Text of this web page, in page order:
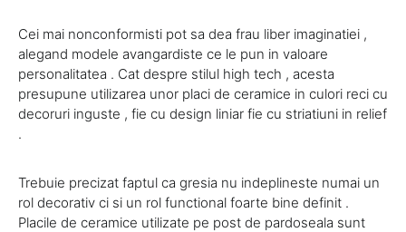
Cei mai nonconformisti pot sa dea frau liber imaginatiei ,
alegand modele avangardiste ce le pun in valoare
personalitatea . Cat despre stilul high tech , acesta
presupune utilizarea unor placi de ceramice in culori reci cu
decoruri inguste , fie cu design liniar fie cu striatiuni in relief
.
Trebuie precizat faptul ca gresia nu indeplineste numai un
rol decorativ ci si un rol functional foarte bine definit .
Placile de ceramice utilizate pe post de pardoseala sunt